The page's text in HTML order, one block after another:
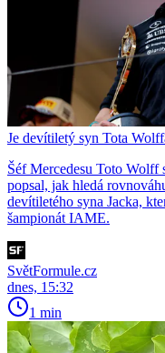
Je devítiletý syn Tota
Šéf Mercedesu Toto Wolff
popsal, jak hledá
devítiletého syna Jacka,
šampionát IAME.
SvětFormule.cz
dnes, 15:32
1 min